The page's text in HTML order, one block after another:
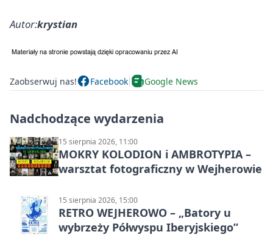
Autor:krystian
Zaobserwuj nas! Facebook Google News
Nadchodzące wydarzenia
15 sierpnia 2026, 11:00
MOKRY KOLODION i AMBROTYPIA –
warsztat fotograficzny w Wejherowie
15 sierpnia 2026, 15:00
RETRO WEJHEROWO – „Batory u
wybrzeży Półwyspu Iberyjskiego”